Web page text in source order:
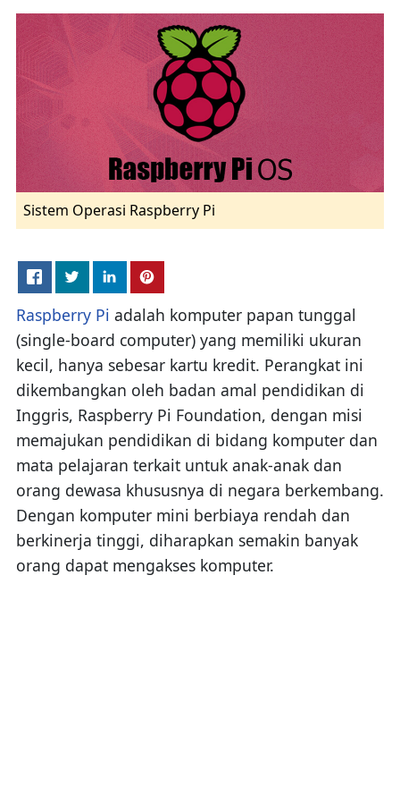
Sistem Operasi Raspberry Pi
Raspberry Pi adalah komputer papan tunggal
(single-board computer) yang memiliki ukuran
kecil, hanya sebesar kartu kredit. Perangkat ini
dikembangkan oleh badan amal pendidikan di
Inggris, Raspberry Pi Foundation, dengan misi
memajukan pendidikan di bidang komputer dan
mata pelajaran terkait untuk anak-anak dan
orang dewasa khususnya di negara berkembang.
Dengan komputer mini berbiaya rendah dan
berkinerja tinggi, diharapkan semakin banyak
orang dapat mengakses komputer.